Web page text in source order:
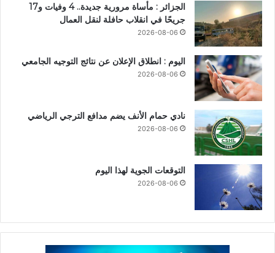
الجزائر : مأساة مرورية جديدة.. 4 وفيات و17
جريحًا في انقلاب حافلة لنقل العمال
2026-08-06
اليوم : انطلاق الإعلان عن نتائج التوجيه الجامعي
2026-08-06
نادي حمام الأنف يضم مدافع الترجي الرياضي
2026-08-06
التوقعات الجوية لهذا اليوم
2026-08-06